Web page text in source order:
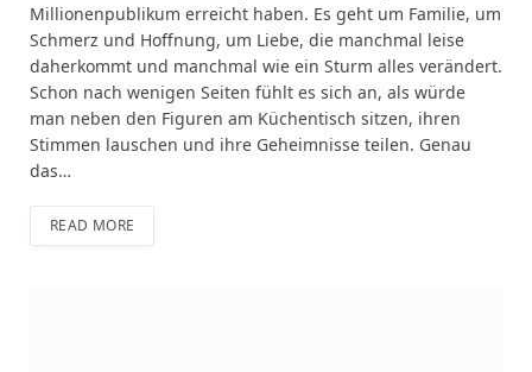
Millionenpublikum erreicht haben. Es geht um Familie, um
Schmerz und Hoffnung, um Liebe, die manchmal leise
daherkommt und manchmal wie ein Sturm alles verändert.
Schon nach wenigen Seiten fühlt es sich an, als würde
man neben den Figuren am Küchentisch sitzen, ihren
Stimmen lauschen und ihre Geheimnisse teilen. Genau
das…
READ MORE